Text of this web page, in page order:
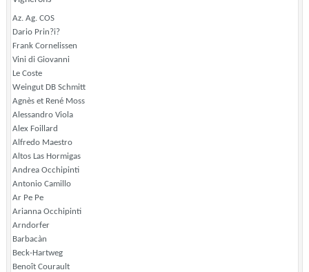
Az. Ag. COS
Dario Prin?i?
Frank Cornelissen
Vini di Giovanni
Le Coste
Weingut DB Schmitt
Agnès et René Moss
Alessandro Viola
Alex Foillard
Alfredo Maestro
Altos Las Hormigas
Andrea Occhipinti
Antonio Camillo
Ar Pe Pe
Arianna Occhipinti
Arndorfer
Barbacàn
Beck-Hartweg
Benoît Courault